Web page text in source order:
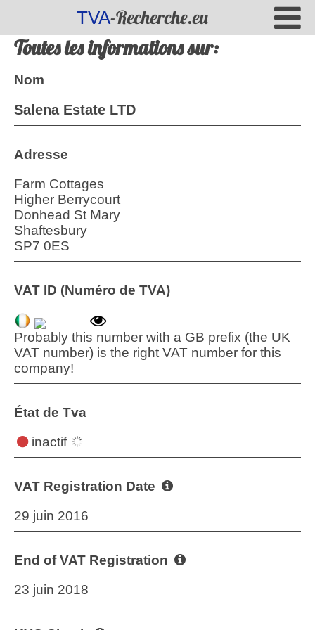
TVA-Recherche.eu
Toutes les informations sur:
Nom
Salena Estate LTD
Adresse
Farm Cottages
Higher Berrycourt
Donhead St Mary
Shaftesbury
SP7 0ES
VAT ID (Numéro de TVA)
Probably this number with a GB prefix (the UK
VAT number) is the right VAT number for this
company!
État de Tva
inactif
VAT Registration Date
29 juin 2016
End of VAT Registration
23 juin 2018